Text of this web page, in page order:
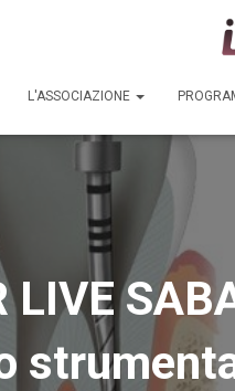
L'ASSOCIAZIONE
LIVE